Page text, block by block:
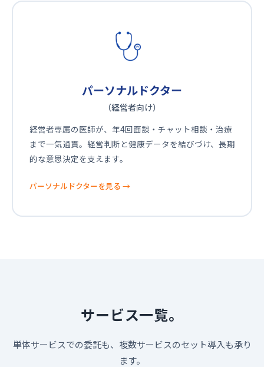
パーソナルドクター
（経営者向け）
経営者専属の医師が、年4回面談・チャット相談・治療
まで一気通貫。経営判断と健康データを結びづけ、長期
的な意思決定を支えます。
パーソナルドクターを見る →
サービス一覧。
単体サービスでの委託も、複数サービスのセット導入も承り
ます。